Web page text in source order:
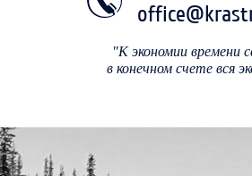
"К экономии времени
в конечном счете вся